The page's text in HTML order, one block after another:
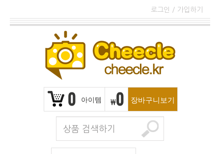
로그인 / 가입하기
0 아이템 ₩0 장바구니보기